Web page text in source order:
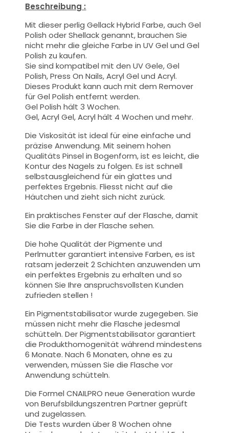
Beschreibung :
Mit dieserperlig Gellack Hybrid Farbe, auch Gel
Polish oder Shellack genannt, brauchen Sie
nicht mehr die gleiche Farbe in UV Gel und Gel
Polish zu kaufen.
Sie sind kompatibel mit den UV Gele, Gel
Polish, Press On Nails, Acryl Gel und Acryl.
Dieses Produkt kann auch mit dem Remover
für Gel Polish entfernt werden.
Gel Polish hält 3 Wochen.
Gel, Acryl Gel, Acryl hält 4 Wochen und mehr.
Die Viskosität ist ideal für eine einfache und
präzise Anwendung.Mit seinem hohen
QualitätsPinsel in Bogenform, ist es leicht, die
Kontur des Nagels zu folgen. Es ist schnell
selbstausgleichend für ein glattes und
perfektes Ergebnis. Fliesst nicht auf die
Häutchen und zieht sich nicht zurück.
Ein praktisches Fenster auf der Flasche, damit
Sie die Farbe in der Flasche sehen.
Die hohe Qualität derPigmente und
Perlmutter garantiert intensive Farben, es ist
ratsam jederzeit 2 Schichten anzuwenden um
ein perfektes Ergebnis zu erhalten und so
können Sie Ihre anspruchsvollsten Kunden
zufrieden stellen !
Ein Pigmentstabilisator wurde zugegeben. Sie
müssen nicht mehr die Flasche jedesmal
schütteln. Der Pigmentstabilisator garantiert
die Produkthomogenität während mindestens
6 Monate. Nach 6 Monaten, ohne es zu
verwenden, müssen Sie die Flasche vor
Anwendung schütteln.
Die Formel CNAILPRO neue Generation wurde
von Berufsbildungszentren Partner geprüft
und zugelassen.
Die Tests wurden über 8 Wochen ohne